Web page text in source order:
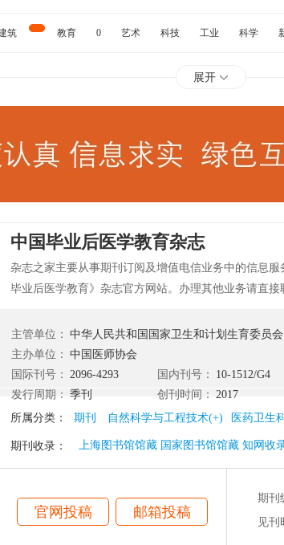
筑 教育 0 艺术 科技 工业 科学
展开
中国毕业后医学教育杂志
杂志之家主要从事期刊订阅及增值电信业务中的信息
毕业后医学教育》杂志官方网站。办理其他业务请直接
杂志是国家卫生和计划生育委员会主管,中国医师协会
示中国毕业后教育的学术研究成果、创新管理、特色化
学术交流平台，服务医学卫生科技工作者。突出研究，
和发展。
主管单位： 中华人民共和国国家卫生和计划生育委员会
主办单位： 中国医师协会
国际刊号： 2096-4293 国内刊号： 10-1512/G4
发行周期： 季刊 创刊时间： 2017
所属分类：
期刊 自然科学与工程技术(+) 医药卫生
期刊收录： 上海图书馆馆藏 国家图书馆馆藏 知网收
官网投稿 邮箱投稿
期刊
见刊